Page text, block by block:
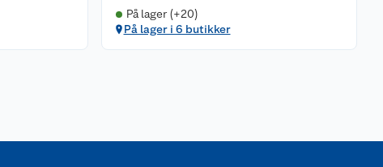
På lager (+20)
På lager i 6 butikker